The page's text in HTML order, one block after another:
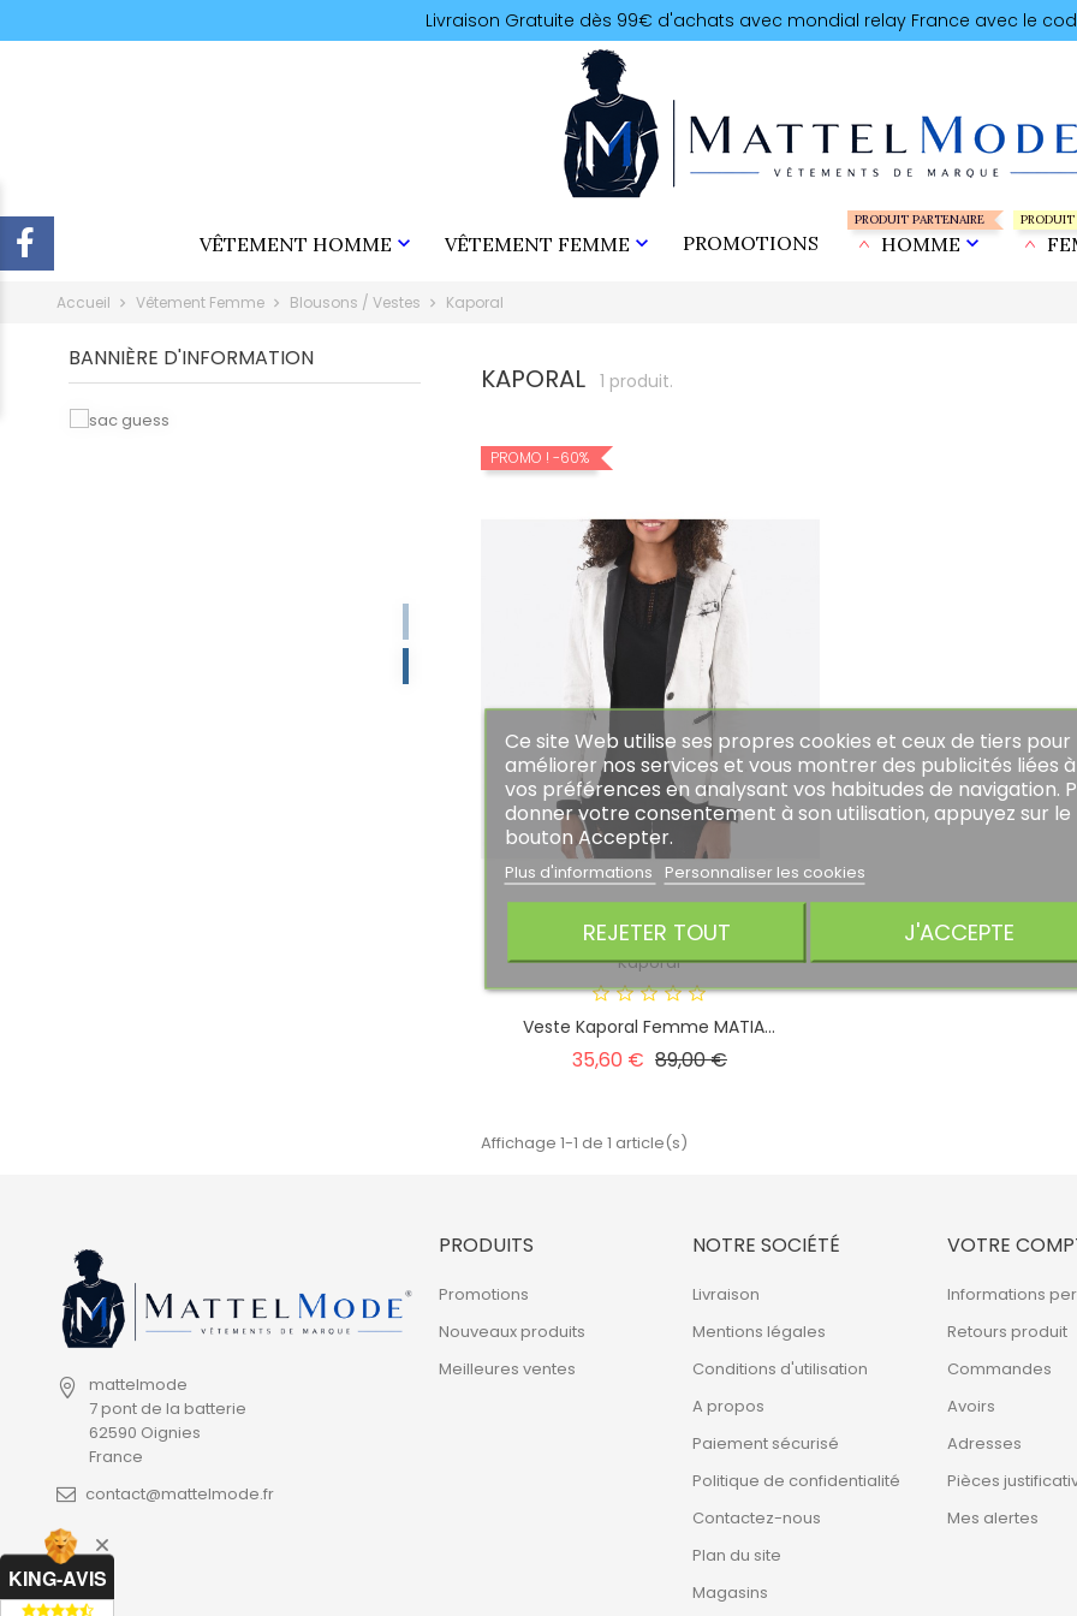
Livraison Gratuite dès 99€ d'achats avec mondial relay France avec le
VÊTEMENT HOMME  VÊTEMENT FEMME  PROMOTIONS
PRODUIT PARTENAIRE
HOMME 
PRODUIT
Ce site Web utilise ses propres cookies et ceux de tiers pour
améliorer nos services et vous montrer des publicités liées à
vos préférences en analysant vos habitudes de navigation.
donner votre consentement à son utilisation, appuyez sur le
bouton Accepter.
Plus d'informations Personnaliser les cookies
REJETER TOUT J'ACCEPTE
Accueil Vêtement Femme Blousons / Vestes Kaporal
BANNIÈRE D'INFORMATION
KAPORAL 1 produit.
PROMO ! -60%
Kaporal
Veste Kaporal Femme MATIA...
35,60 € Prix
89,00 €Prix
Affichage 1-1 de 1 article(s)
mattelmode
7 pont de la batterie
62590 Oignies
France
contact@mattelmode.fr
PRODUITS
Promotions
Nouveaux produits
Meilleures ventes
NOTRE SOCIÉTÉ
Livraison
Mentions légales
Conditions d'utilisation
A propos
Paiement sécurisé
Politique de confidentialité
Contactez-nous
Plan du site
Magasins
VOTRE
Informations
Retours produit
Commandes
Avoirs
Adresses
Pièces
Mes alertes
KING-AVIS